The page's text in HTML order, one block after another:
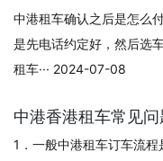
中港租车确认之后是怎么
是先电话约定好，然后选
租车··· 2024-07-08
中港香港租车常见问
1．一般中港租车订车流